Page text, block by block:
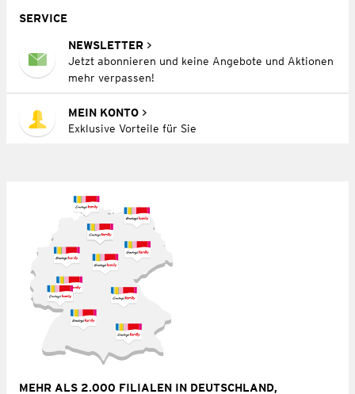
SERVICE
NEWSLETTER
Jetzt abonnieren und keine Angebote und Aktionen
mehr verpassen!
MEIN KONTO
Exklusive Vorteile für Sie
MEHR ALS 2.000 FILIALEN IN DEUTSCHLAND,